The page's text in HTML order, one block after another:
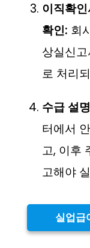
이직확
확인: 회
상실신
로 처리
수급 설
터에서
고, 이후
고해야
실업급